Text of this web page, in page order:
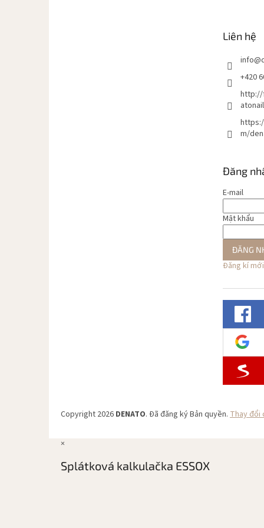
Liên hệ
info@
+420
http://
m/
Đăng
E-mail
Mật khẩu
ĐĂNG
Đăng kí mới
Copyright 2026 DENATO. Đã đăng ký Bản quyền. Thay đổi
×
Splátková kalkulačka ESSOX